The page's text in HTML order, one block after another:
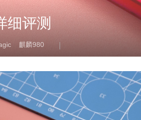
细评测
麒麟980